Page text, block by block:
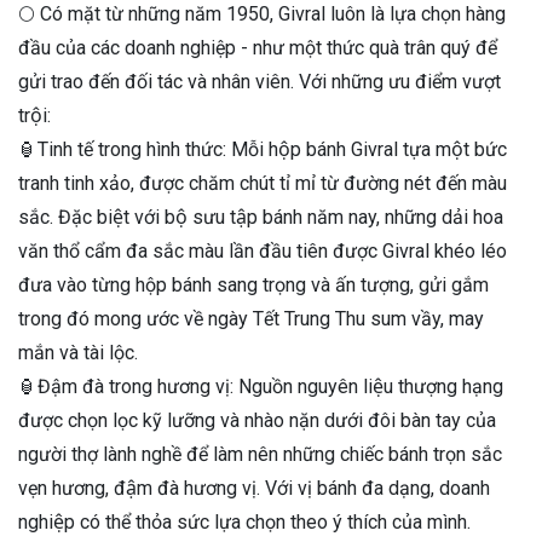
🌕 Có mặt từ những năm 1950, Givral luôn là lựa chọn hàng
đầu của các doanh nghiệp - như một thức quà trân quý để
gửi trao đến đối tác và nhân viên. Với những ưu điểm vượt
trội:
🏮Tinh tế trong hình thức: Mỗi hộp bánh Givral tựa một bức
tranh tinh xảo, được chăm chút tỉ mỉ từ đường nét đến màu
sắc. Đặc biệt với bộ sưu tập bánh năm nay, những dải hoa
văn thổ cẩm đa sắc màu lần đầu tiên được Givral khéo léo
đưa vào từng hộp bánh sang trọng và ấn tượng, gửi gắm
trong đó mong ước về ngày Tết Trung Thu sum vầy, may
mắn và tài lộc.
🏮Đậm đà trong hương vị: Nguồn nguyên liệu thượng hạng
được chọn lọc kỹ lưỡng và nhào nặn dưới đôi bàn tay của
người thợ lành nghề để làm nên những chiếc bánh trọn sắc
vẹn hương, đậm đà hương vị. Với vị bánh đa dạng, doanh
nghiệp có thể thỏa sức lựa chọn theo ý thích của mình.